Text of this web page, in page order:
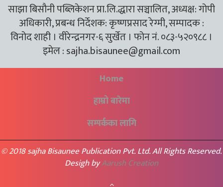
साझा बिसौनी पब्लिकेशन प्रा.लि.द्धारा सञ्चालित, अध्यक्ष: गोपी
अधिकारी, प्रबन्ध निर्देशक: कृष्णप्रसाद रेग्मी, सम्पादक :
विनोद शाही । वीरेन्द्रनगर-६ सुर्खेत । फोन नं. ०८३-५२०९८८ ।
इमेल :sajha.bisaunee@gmail.com
Home
हाम्रो बारेमा
सम्पर्कका लागि
© 2018 sajha Bisaunee Publication Pvt. Ltd. All Rights Reserved.
Desigh byAarush Creation